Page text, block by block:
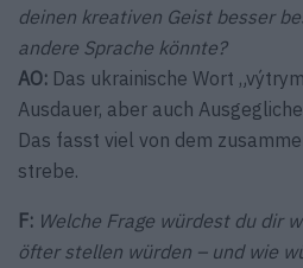
deinen kreativen Geist besser
andere Sprache könnte?
AO: Das ukrainische Wort
Ausdauer, aber auch
Das fasst viel von dem
strebe.
F: Welche Frage würdest du dir
öfter stellen würden – und wie